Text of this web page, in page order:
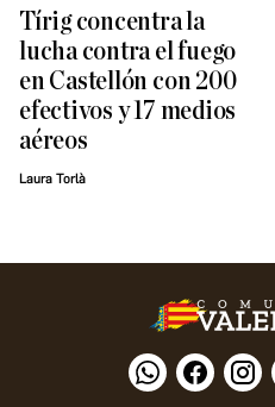
Tírig concentra la
lucha contra el fuego
en Castellón con 200
efectivos y 17 medios
aéreos
Laura Torlà